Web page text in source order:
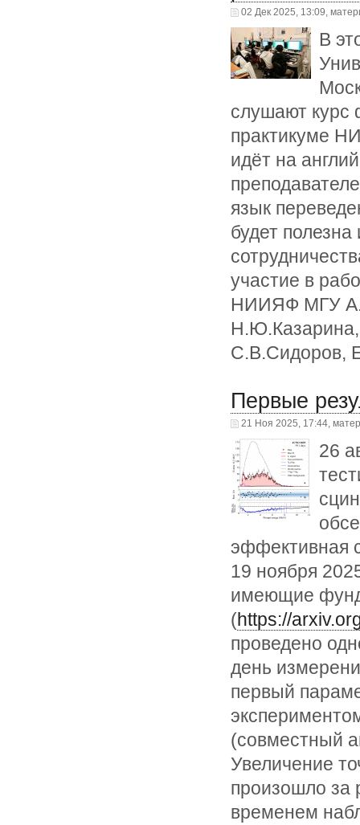
02 Дек 2025, 13:09,
В
слушают курс
практикуме
идёт на
язык
будет
участие в
НИИЯФ МГУ
С.В.Сидоров,
Первые
21 Ноя 2025, 17:44,
26
эффективная
19 ноября
имеющие
(https://
проведено
день
первый
(совместный
Увеличение
произошло за
временем